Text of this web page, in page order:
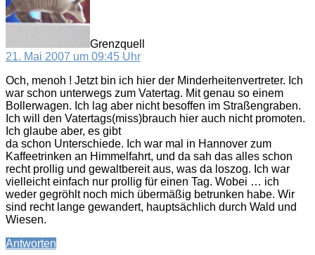
Grenzquell
21. Mai 2007 um 09:45 Uhr
Och, menoh ! Jetzt bin ich hier der Minderheitenvertreter. Ich
war schon unterwegs zum Vatertag. Mit genau so einem
Bollerwagen. Ich lag aber nicht besoffen im Straßengraben.
Ich will den Vatertags(miss)brauch hier auch nicht promoten.
Ich glaube aber, es gibt
da schon Unterschiede. Ich war mal in Hannover zum
Kaffeetrinken an Himmelfahrt, und da sah das alles schon
recht prollig und gewaltbereit aus, was da loszog. Ich war
vielleicht einfach nur prollig für einen Tag. Wobei … ich
weder gegröhlt noch mich übermäßig betrunken habe. Wir
sind recht lange gewandert, hauptsächlich durch Wald und
Wiesen.
Antworten